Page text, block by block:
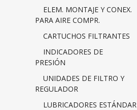
ELEM. MONTAJE Y CONEX.
PARA AIRE COMPR.
CARTUCHOS FILTRANTES
INDICADORES DE
PRESIÓN
UNIDADES DE FILTRO Y
REGULADOR
LUBRICADORES ESTÁNDAR